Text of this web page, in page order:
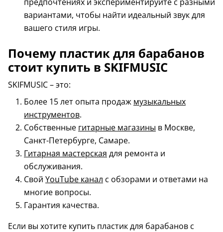
вариантами, чтобы найти идеальный звук для
вашего стиля игры.
Почему пластик для барабанов
стоит купить в SKIFMUSIC
SKIFMUSIC – это:
Более 15 лет опыта продаж музыкальных
инструментов.
Собственные гитарные магазины в Москве,
Санкт-Петербурге, Самаре.
Гитарная мастерская для ремонта и
обслуживания.
Свой YouTube канал с обзорами и ответами на
многие вопросы.
Гарантия качества.
Если вы хотите купить пластик для барабанов с